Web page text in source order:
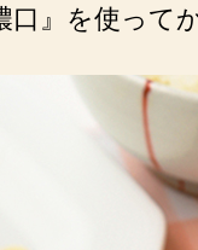
口』を使って